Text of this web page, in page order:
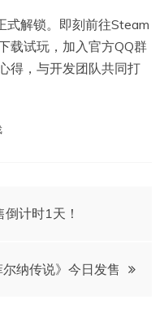
式解锁。即刻前往Steam
载试玩，加入官方QQ群
得，与开发团队共同打
计时1天！
纳传说》今日发售